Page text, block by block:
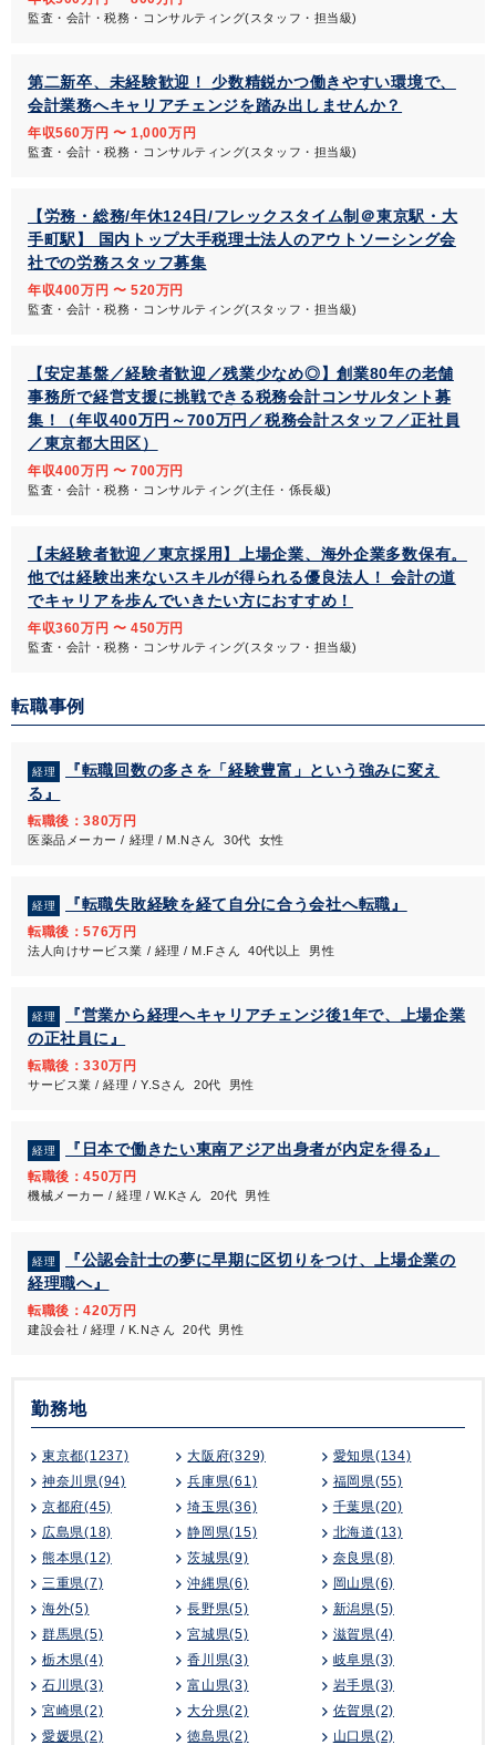
監査・会計・税務・コンサルティング(スタッフ・担当級)
第二新卒、未経験歓迎！ 少数精鋭かつ働きやすい環境で、
会計業務へキャリアチェンジを踏み出しませんか？
年収560万円 〜 1,000万円
監査・会計・税務・コンサルティング(スタッフ・担当級)
【労務・総務/年休124日/フレックスタイム制＠東京駅・大
手町駅】 国内トップ大手税理士法人のアウトソーシング会
社での労務スタッフ募集
年収400万円 〜 520万円
監査・会計・税務・コンサルティング(スタッフ・担当級)
【安定基盤／経験者歓迎／残業少なめ◎】創業80年の老舗
事務所で経営支援に挑戦できる税務会計コンサルタント募
集！（年収400万円～700万円／税務会計スタッフ／正社員
／東京都大田区）
年収400万円 〜 700万円
監査・会計・税務・コンサルティング(主任・係長級)
【未経験者歓迎／東京採用】上場企業、海外企業多数保有。
他では経験出来ないスキルが得られる優良法人！ 会計の道
でキャリアを歩んでいきたい方におすすめ！
年収360万円 〜 450万円
監査・会計・税務・コンサルティング(スタッフ・担当級)
転職事例
経理
『転職回数の多さを「経験豊富」という強みに変え
る』
転職後：380万円
医薬品メーカー / 経理 / M.Nさん 30代 女性
経理 『転職失敗経験を経て自分に合う会社へ転職』
転職後：576万円
法人向けサービス業 / 経理 / M.Fさん 40代以上 男性
経理
『営業から経理へキャリアチェンジ後1年で、上場企業
の正社員に』
転職後：330万円
サービス業 / 経理 / Y.Sさん 20代 男性
経理 『日本で働きたい東南アジア出身者が内定を得る』
転職後：450万円
機械メーカー / 経理 / W.Kさん 20代 男性
経理
『公認会計士の夢に早期に区切りをつけ、上場企業の
経理職へ』
転職後：420万円
建設会社 / 経理 / K.Nさん 20代 男性
勤務地
東京都(1237) 大阪府(329)
愛知県(134)
神奈川県(94)
兵庫県(61)
福岡県(55)
京都府(45)
埼玉県(36)
千葉県(20)
広島県(18)
静岡県(15)
北海道(13)
熊本県(12)
茨城県(9)
奈良県(8)
三重県(7)
沖縄県(6)
岡山県(6)
海外(5)
長野県(5)
新潟県(5)
群馬県(5)
宮城県(5)
滋賀県(4)
栃木県(4)
香川県(3)
岐阜県(3)
石川県(3)
富山県(3)
岩手県(3)
宮崎県(2)
大分県(2)
佐賀県(2)
愛媛県(2)
徳島県(2)
山口県(2)